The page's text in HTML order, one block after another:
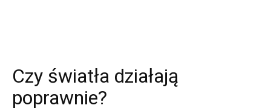
Czy światła działają
poprawnie?